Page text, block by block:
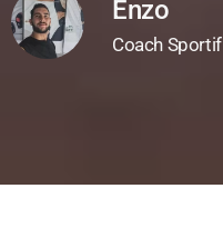
Enzo
Coach Sportif